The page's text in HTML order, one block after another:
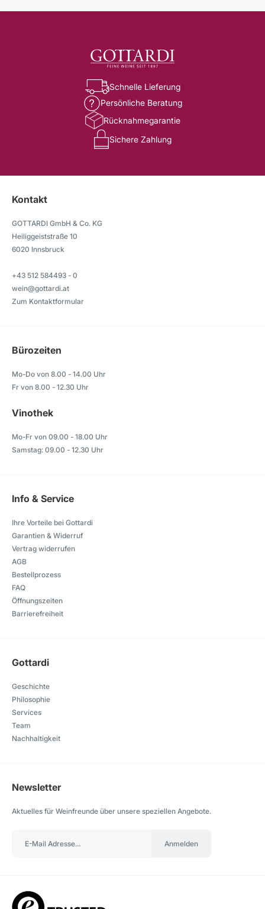
Schnelle Lieferung
Persönliche Beratung
Rücknahmegarantie
Sichere Zahlung
Kontakt
GOTTARDI GmbH & Co. KG
Heiliggeiststraße 10
6020 Innsbruck
+43 512 584493 - 0
wein@gottardi.at
Zum Kontaktformular
Bürozeiten
Mo-Do von 8.00 - 14.00 Uhr
Fr von 8.00 - 12.30 Uhr
Vinothek
Mo-Fr von 09.00 - 18.00 Uhr
Samstag: 09.00 - 12.30 Uhr
Info & Service
Ihre Vorteile bei Gottardi
Garantien & Widerruf
Vertrag widerrufen
AGB
Bestellprozess
FAQ
Öffnungszeiten
Barrierefreiheit
Gottardi
Geschichte
Philosophie
Services
Team
Nachhaltigkeit
Newsletter
Aktuelles für Weinfreunde über unsere speziellen Angebote.
Anmelden